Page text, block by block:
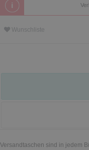
Wunschliste
Versandtaschen sind in jedem